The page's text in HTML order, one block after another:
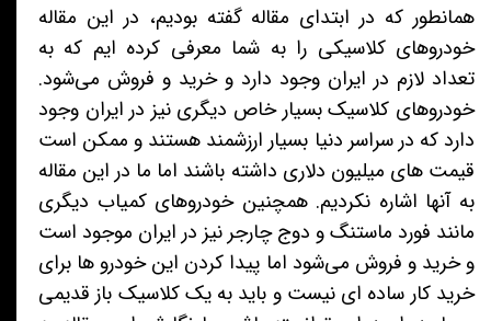
همانطور که در ابتدای مقاله گفته بودیم، در این مقاله
خودروهای کلاسیکی را به شما معرفی کرده ایم که به
تعداد لازم در ایران وجود دارد و خرید و فروش می‌شود.
خودروهای کلاسیک بسیار خاص دیگری نیز در ایران وجود
دارد که در سراسر دنیا بسیار ارزشمند هستند و ممکن است
قیمت های میلیون دلاری داشته باشند اما ما در این مقاله
به آنها اشاره نکردیم. همچنین خودروهای کمیاب دیگری
مانند فورد ماستنگ و دوج چارجر نیز در ایران موجود است
و خرید و فروش می‌شود اما پیدا کردن این خودرو ها برای
خرید کار ساده ای نیست و باید به یک کلاسیک باز قدیمی